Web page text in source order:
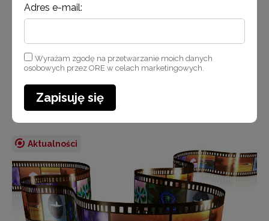
z Państwem w celu przekazania wszystkich informacji
organizacyjnych związanych z przebiegiem
Czytaj więcej
Aktualności
Adres e-mail:
Wyrażam zgodę na przetwarzanie moich danych
osobowych przez ORE w celach marketingowych.
Zapisuję się